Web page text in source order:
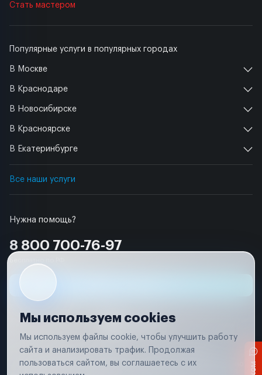
Нужна помощь?
8 800 700-76-97
Популярные услуги в популярных городах
В Москве
В Краснодаре
В Новосибирске
В Красноярске
В Екатеринбурге
Все наши услуги
Стать мастером
Условия использования
Удаление аккаунта
Вся информация, представленная на сайте, носит исключительно
Мы используем cookies
Мы используем файлы cookie, чтобы улучшить работу
сайта и анализировать трафик. Продолжая
пользоваться сайтом, вы соглашаетесь с их